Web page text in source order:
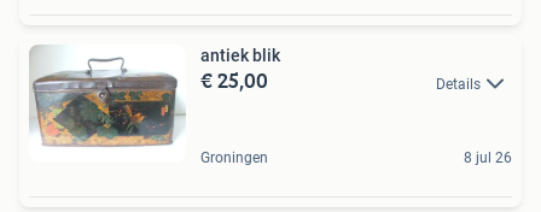
antiek blik
€ 25,00 Details
Groningen 8 jul 26